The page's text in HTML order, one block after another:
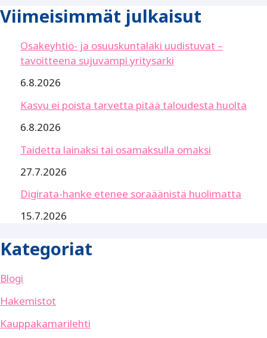
Viimeisimmät julkaisut
Osakeyhtiö- ja osuuskuntalaki uudistuvat –
tavoitteena sujuvampi yritysarki
6.8.2026
Kasvu ei poista tarvetta pitää taloudesta huolta
6.8.2026
Taidetta lainaksi tai osamaksulla omaksi
27.7.2026
Digirata-hanke etenee soraäänistä huolimatta
15.7.2026
Kategoriat
Blogi
Hakemistot
Kauppakamarilehti